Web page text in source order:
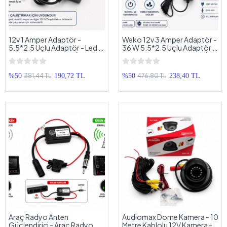
12v 1 Amper Adaptör -
5.5*2.5 Uçlu Adaptör - Led ,
Router veya kamera İçin
Uygundur
%50 381,44 TL 190,72 TL
Weko 12v 3 Amper Adaptör -
36 W 5.5*2.5 Uçlu Adaptör -
Led , Router veya kamera İçin
Uygundur
%50 476,80 TL 238,40 TL
Araç Radyo Anten
Güçlendirici - Araç Radyo
Audiomax Dome Kamera - 10
Metre Kablolu 12V Kamera -